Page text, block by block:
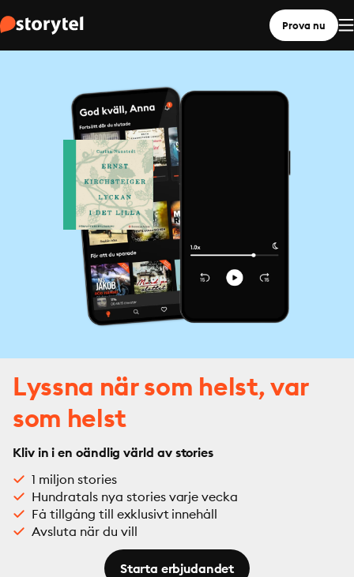
Prova nu
Lyssna när som helst, var
som helst
Kliv in i en oändlig värld av stories
1 miljon stories
Hundratals nya stories varje vecka
Få tillgång till exklusivt innehåll
Avsluta när du vill
Starta erbjudandet